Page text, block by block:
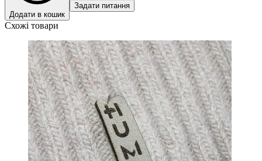
Додати в кошик
Задати питання
Схожі товари